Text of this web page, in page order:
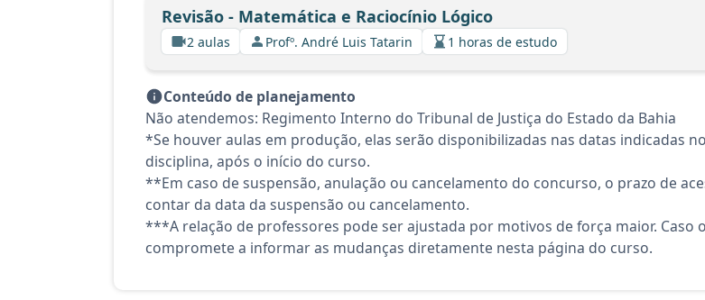
Revisão - Matemática e Raciocínio Lógico
2 aulas Profº. André Luis Tatarin 1 horas de estudo
Conteúdo de planejamento
Não atendemos: Regimento Interno do Tribunal de Justiça do Estado da Bahia
*Se houver aulas em produção, elas serão disponibilizadas nas datas indicadas
disciplina, após o início do curso.
**Em caso de suspensão, anulação ou cancelamento do concurso, o prazo de
contar da data da suspensão ou cancelamento.
***A relação de professores pode ser ajustada por motivos de força maior. Caso
compromete a informar as mudanças diretamente nesta página do curso.